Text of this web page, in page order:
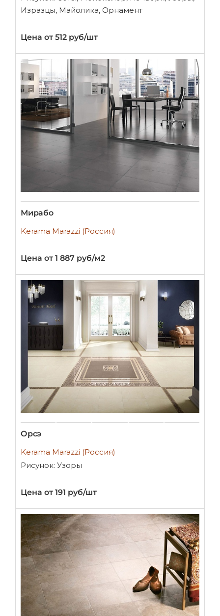
Изразцы, Майолика, Орнамент
Цена от 512 руб/шт
Мирабо
Kerama Marazzi (Россия)
Цена от 1 887 руб/м2
Орсэ
Kerama Marazzi (Россия)
Рисунок: Узоры
Цена от 191 руб/шт